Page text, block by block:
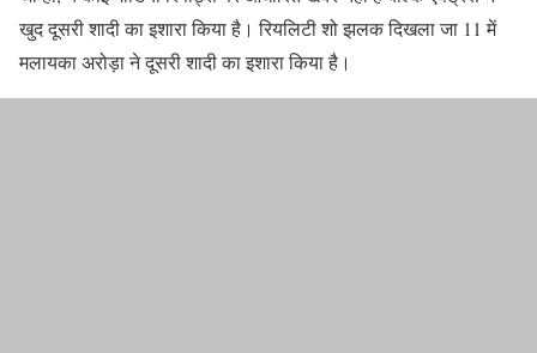
खुद दूसरी शादी का इशारा किया है। रियलिटी शो झलक दिखला जा 11 में
मलायका अरोड़ा ने दूसरी शादी का इशारा किया है।